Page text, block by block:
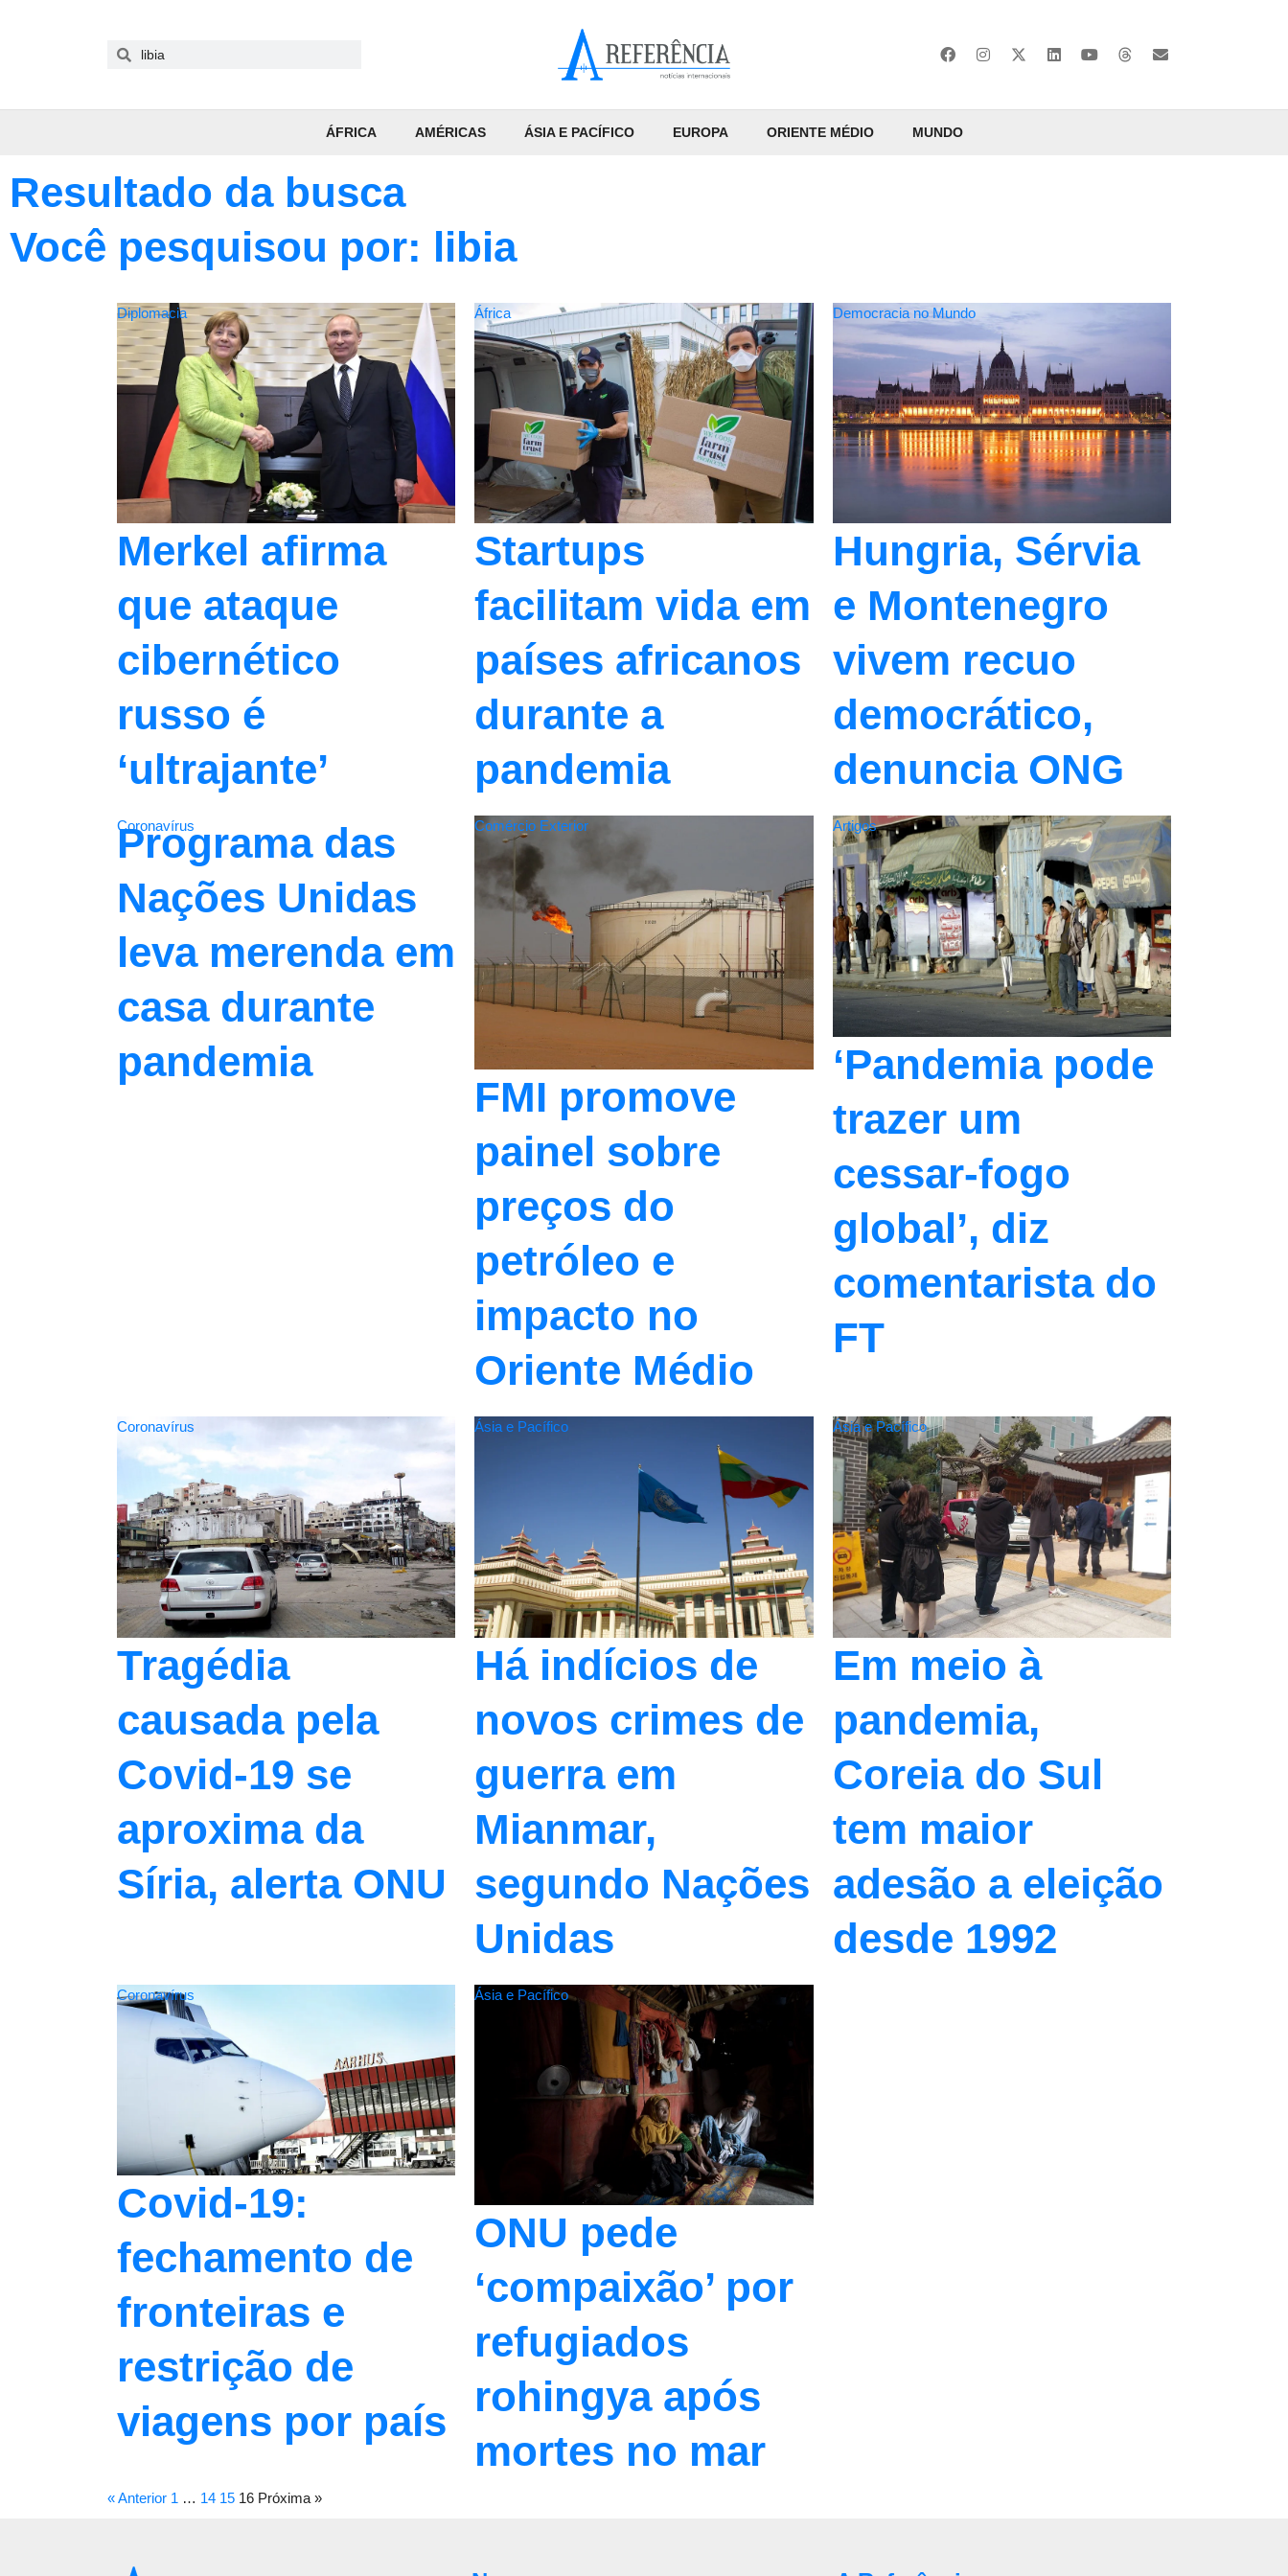
ÁFRICA AMÉRICAS ÁSIA E PACÍFICO EUROPA ORIENTE MÉDIO MUNDO
Resultado da busca
Você pesquisou por: libia
Merkel afirma
que ataque
cibernético
russo é
‘ultrajante’
Diplomacia
Startups
facilitam vida em
países africanos
durante a
pandemia
África
Hungria, Sérvia
e Montenegro
vivem recuo
democrático,
denuncia ONG
Democracia no Mundo
Programa das
Nações Unidas
leva merenda em
casa durante
pandemia
Coronavírus
FMI promove
painel sobre
preços do
petróleo e
impacto no
Oriente Médio
Comércio Exterior
‘Pandemia pode
trazer um
cessar-fogo
global’, diz
comentarista do
FT
Artigos
Tragédia
causada pela
Covid-19 se
aproxima da
Síria, alerta ONU
Coronavírus
Há indícios de
novos crimes de
guerra em
Mianmar,
segundo Nações
Unidas
Ásia e Pacífico
Em meio à
pandemia,
Coreia do Sul
tem maior
adesão a eleição
desde 1992
Ásia e Pacífico
Covid-19:
fechamento de
fronteiras e
restrição de
viagens por país
Coronavírus
ONU pede
‘compaixão’ por
refugiados
rohingya após
mortes no mar
Ásia e Pacífico
« Anterior 1 … 14 15 16 Próxima »